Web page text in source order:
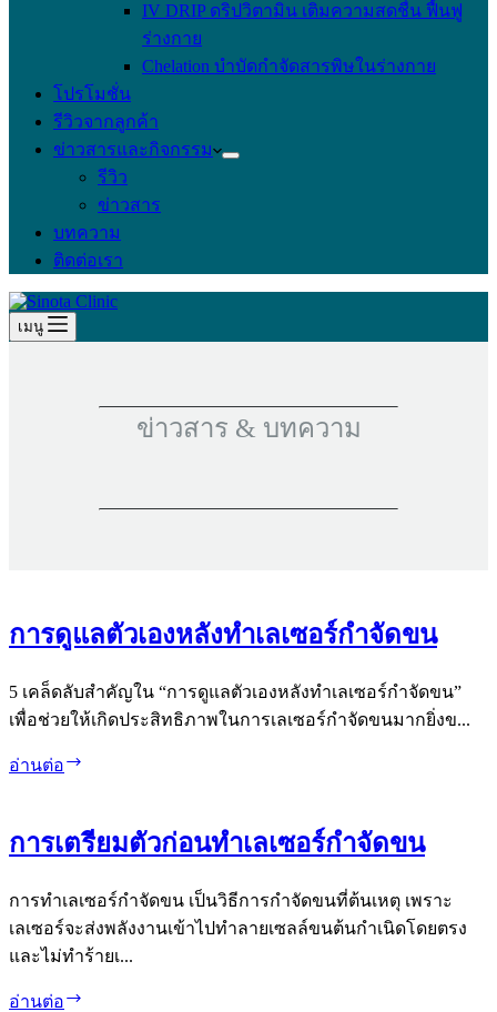
IV DRIP ดริปวิตามิน เติมความสดชื่น ฟื้นฟู
ร่างกาย
Chelation บำบัดกำจัดสารพิษในร่างกาย
โปรโมชั่น
รีวิวจากลูกค้า
ข่าวสารและกิจกรรม
รีวิว
ข่าวสาร
บทความ
ติดต่อเรา
เมนู
ข่าวสาร & บทความ
การดูแลตัวเองหลังทำเลเซอร์กำจัดขน
5 เคล็ดลับสำคัญใน “การดูแลตัวเองหลังทำเลเซอร์กำจัดขน”
เพื่อช่วยให้เกิดประสิทธิภาพในการเลเซอร์กำจัดขนมากยิ่งข...
อ่านต่อ
เอง
ทำเล
เซอร์
กำจัด
การเตรียมตัวก่อนทำเลเซอร์กำจัดขน
การทำเลเซอร์กำจัดขน เป็นวิธีการกำจัดขนที่ต้นเหตุ เพราะ
เลเซอร์จะส่งพลังงานเข้าไปทำลายเซลล์ขนต้นกำเนิดโดยตรง
และไม่ทำร้ายเ...
อ่านต่อ